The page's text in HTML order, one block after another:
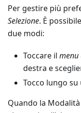
Per gestire più
Selezione. È
due modi:
Toccare il menu
destra e
Tocco lungo
Quando la